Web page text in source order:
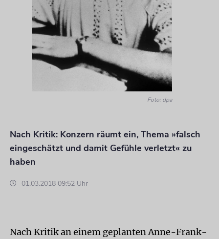
Foto: dpa
Nach Kritik: Konzern räumt ein, Thema »falsch
eingeschätzt und damit Gefühle verletzt« zu
haben
01.03.2018 09:52 Uhr
Nach Kritik an einem geplanten Anne-Frank-